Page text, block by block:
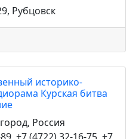
Рубцовск
историко-
Курская битва
Россия